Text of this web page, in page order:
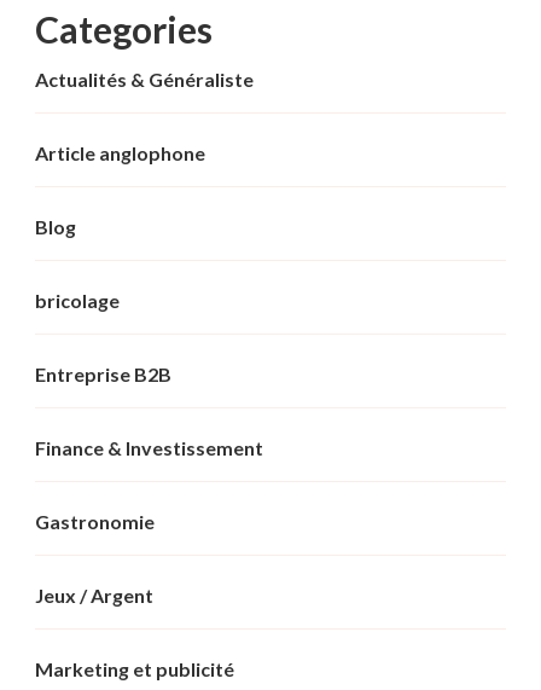
Categories
Actualités & Généraliste
Article anglophone
Blog
bricolage
Entreprise B2B
Finance & Investissement
Gastronomie
Jeux / Argent
Marketing et publicité